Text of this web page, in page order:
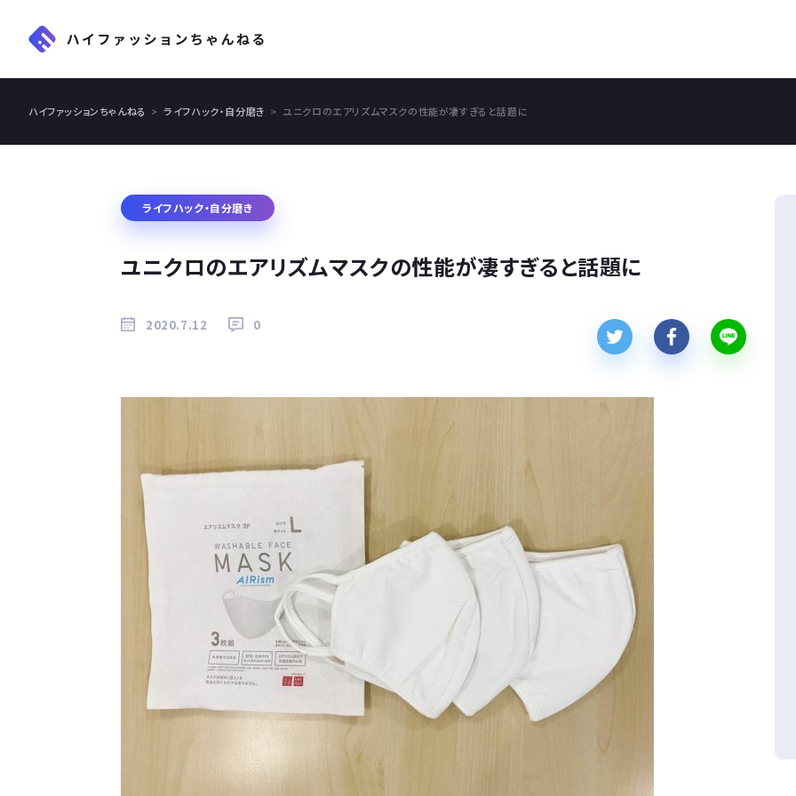
ハイファッションちゃんねる ライフハック・自分磨き ユニクロのエアリズムマスクの性能が凄すぎると話題に
ライフハック・自分磨き
ユニクロのエアリズムマスクの性能が凄すぎると話題に
2020.7.12 0